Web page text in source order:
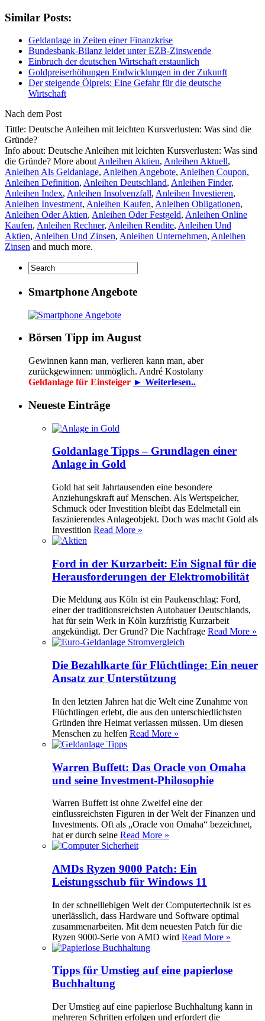
Similar Posts:
Geldanlage in Zeiten einer Finanzkrise
Bundesbank-Bilanz leidet unter EZB-Zinswende
Einbruch der deutschen Wirtschaft erstaunlich
Goldpreiserhöhungen Endwicklungen in der Zukunft
Der steigende Ölpreis: Eine Gefahr für die deutsche
Wirtschaft
Nach dem Post
Tittle: Deutsche Anleihen mit leichten Kursverlusten: Was sind die
Gründe?
Info about: Deutsche Anleihen mit leichten Kursverlusten: Was sind
die Gründe? More about Anleihen Aktien, Anleihen Aktuell,
Anleihen Als Geldanlage, Anleihen Angebote, Anleihen Coupon,
Anleihen Definition, Anleihen Deutschland, Anleihen Finder,
Anleihen Index, Anleihen Insolvenzfall, Anleihen Investieren,
Anleihen Investment, Anleihen Kaufen, Anleihen Obligationen,
Anleihen Oder Aktien, Anleihen Oder Festgeld, Anleihen Online
Kaufen, Anleihen Rechner, Anleihen Rendite, Anleihen Und
Aktien, Anleihen Und Zinsen, Anleihen Unternehmen, Anleihen
Zinsen and much more.
Smartphone Angebote
Börsen Tipp im August
Gewinnen kann man, verlieren kann man, aber
zurückgewinnen: unmöglich. André Kostolany
Geldanlage für Einsteiger ► Weiterlesen..
Neueste Einträge
Goldanlage Tipps – Grundlagen einer
Anlage in Gold
Gold hat seit Jahrtausenden eine besondere
Anziehungskraft auf Menschen. Als Wertspeicher,
Schmuck oder Investition bleibt das Edelmetall ein
faszinierendes Anlageobjekt. Doch was macht Gold als
Investition Read More »
Ford in der Kurzarbeit: Ein Signal für die
Herausforderungen der Elektromobilität
Die Meldung aus Köln ist ein Paukenschlag: Ford,
einer der traditionsreichsten Autobauer Deutschlands,
hat für sein Werk in Köln kurzfristig Kurzarbeit
angekündigt. Der Grund? Die Nachfrage Read More »
Die Bezahlkarte für Flüchtlinge: Ein neuer
Ansatz zur Unterstützung
In den letzten Jahren hat die Welt eine Zunahme von
Flüchtlingen erlebt, die aus den unterschiedlichsten
Gründen ihre Heimat verlassen müssen. Um diesen
Menschen zu helfen Read More »
Warren Buffett: Das Oracle von Omaha
und seine Investment-Philosophie
Warren Buffett ist ohne Zweifel eine der
einflussreichsten Figuren in der Welt der Finanzen und
Investments. Oft als „Oracle von Omaha“ bezeichnet,
hat er durch seine Read More »
AMDs Ryzen 9000 Patch: Ein
Leistungsschub für Windows 11
In der schnelllebigen Welt der Computertechnik ist es
unerlässlich, dass Hardware und Software optimal
zusammenarbeiten. Mit dem neuesten Patch für die
Ryzen 9000-Serie von AMD wird Read More »
Tipps für Umstieg auf eine papierlose
Buchhaltung
Der Umstieg auf eine papierlose Buchhaltung kann in
mehreren Schritten erfolgen und erfordert die